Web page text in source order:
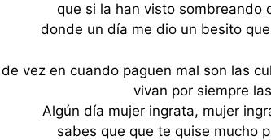
que si la han visto sombreando
donde un día me dio un besito
vez en cuando paguen mal son las
vivan por siempre
Algún día mujer ingrata, mujer
sabes que que te quise mucho